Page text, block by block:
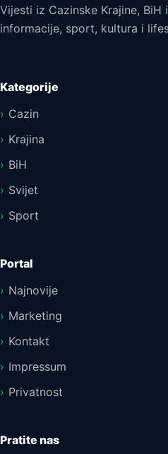
Vijesti iz Cazinske Krajine, BiH
informacije, sport, kultura i
Kategorije
Cazin
Krajina
BiH
Svijet
Sport
Portal
Najnovije
Marketing
Kontakt
Impressum
Privatnost
Pratite nas